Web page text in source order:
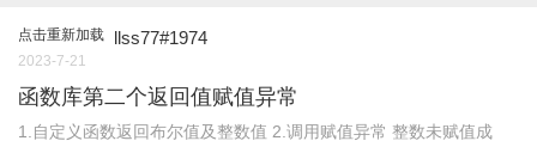
点击重新加载 llss77#1974
2023-7-21
函数库第二个返回值赋值异常
1.自定义函数返回布尔值及整数值 2.调用赋值异常 整数未赋值成